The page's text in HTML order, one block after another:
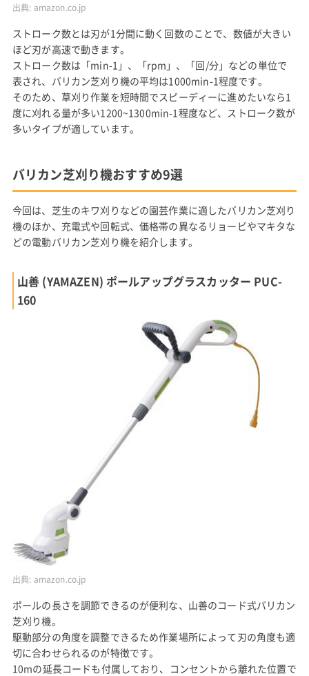
出典: amazon.co.jp
ストローク数とは刃が1分間に動く回数のことで、数値が大きい
ほど刃が高速で動きます。
ストローク数は「min-1」、「rpm」、「回/分」などの単位で
表され、バリカン芝刈り機の平均は1000min-1程度です。
そのため、草刈り作業を短時間でスピーディーに進めたいなら1
度に刈れる量が多い1200~1300min-1程度など、ストローク数が
多いタイプが適しています。
バリカン芝刈り機おすすめ9選
今回は、芝生のキワ刈りなどの園芸作業に適したバリカン芝刈り
機のほか、充電式や回転式、価格帯の異なるリョービやマキタな
どの電動バリカン芝刈り機を紹介します。
山善 (YAMAZEN) ポールアップグラスカッター PUC-
160
出典: amazon.co.jp
ポールの長さを調節できるのが便利な、山善のコード式バリカン
芝刈り機。
駆動部分の角度を調整できるため作業場所によって刃の角度も適
切に合わせられるのが特徴です。
10mの延長コードも付属しており、コンセントから離れた位置で